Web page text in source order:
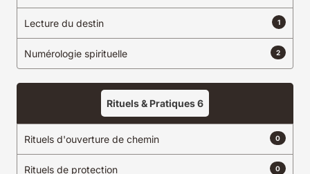
Lecture du destin 1
Numérologie spirituelle 2
Rituels & Pratiques6
Rituels d'ouverture de chemin 0
Rituels de protection 0